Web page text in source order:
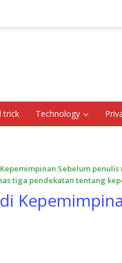
trick Technology
Sebelum
tiga pendekatan tentang